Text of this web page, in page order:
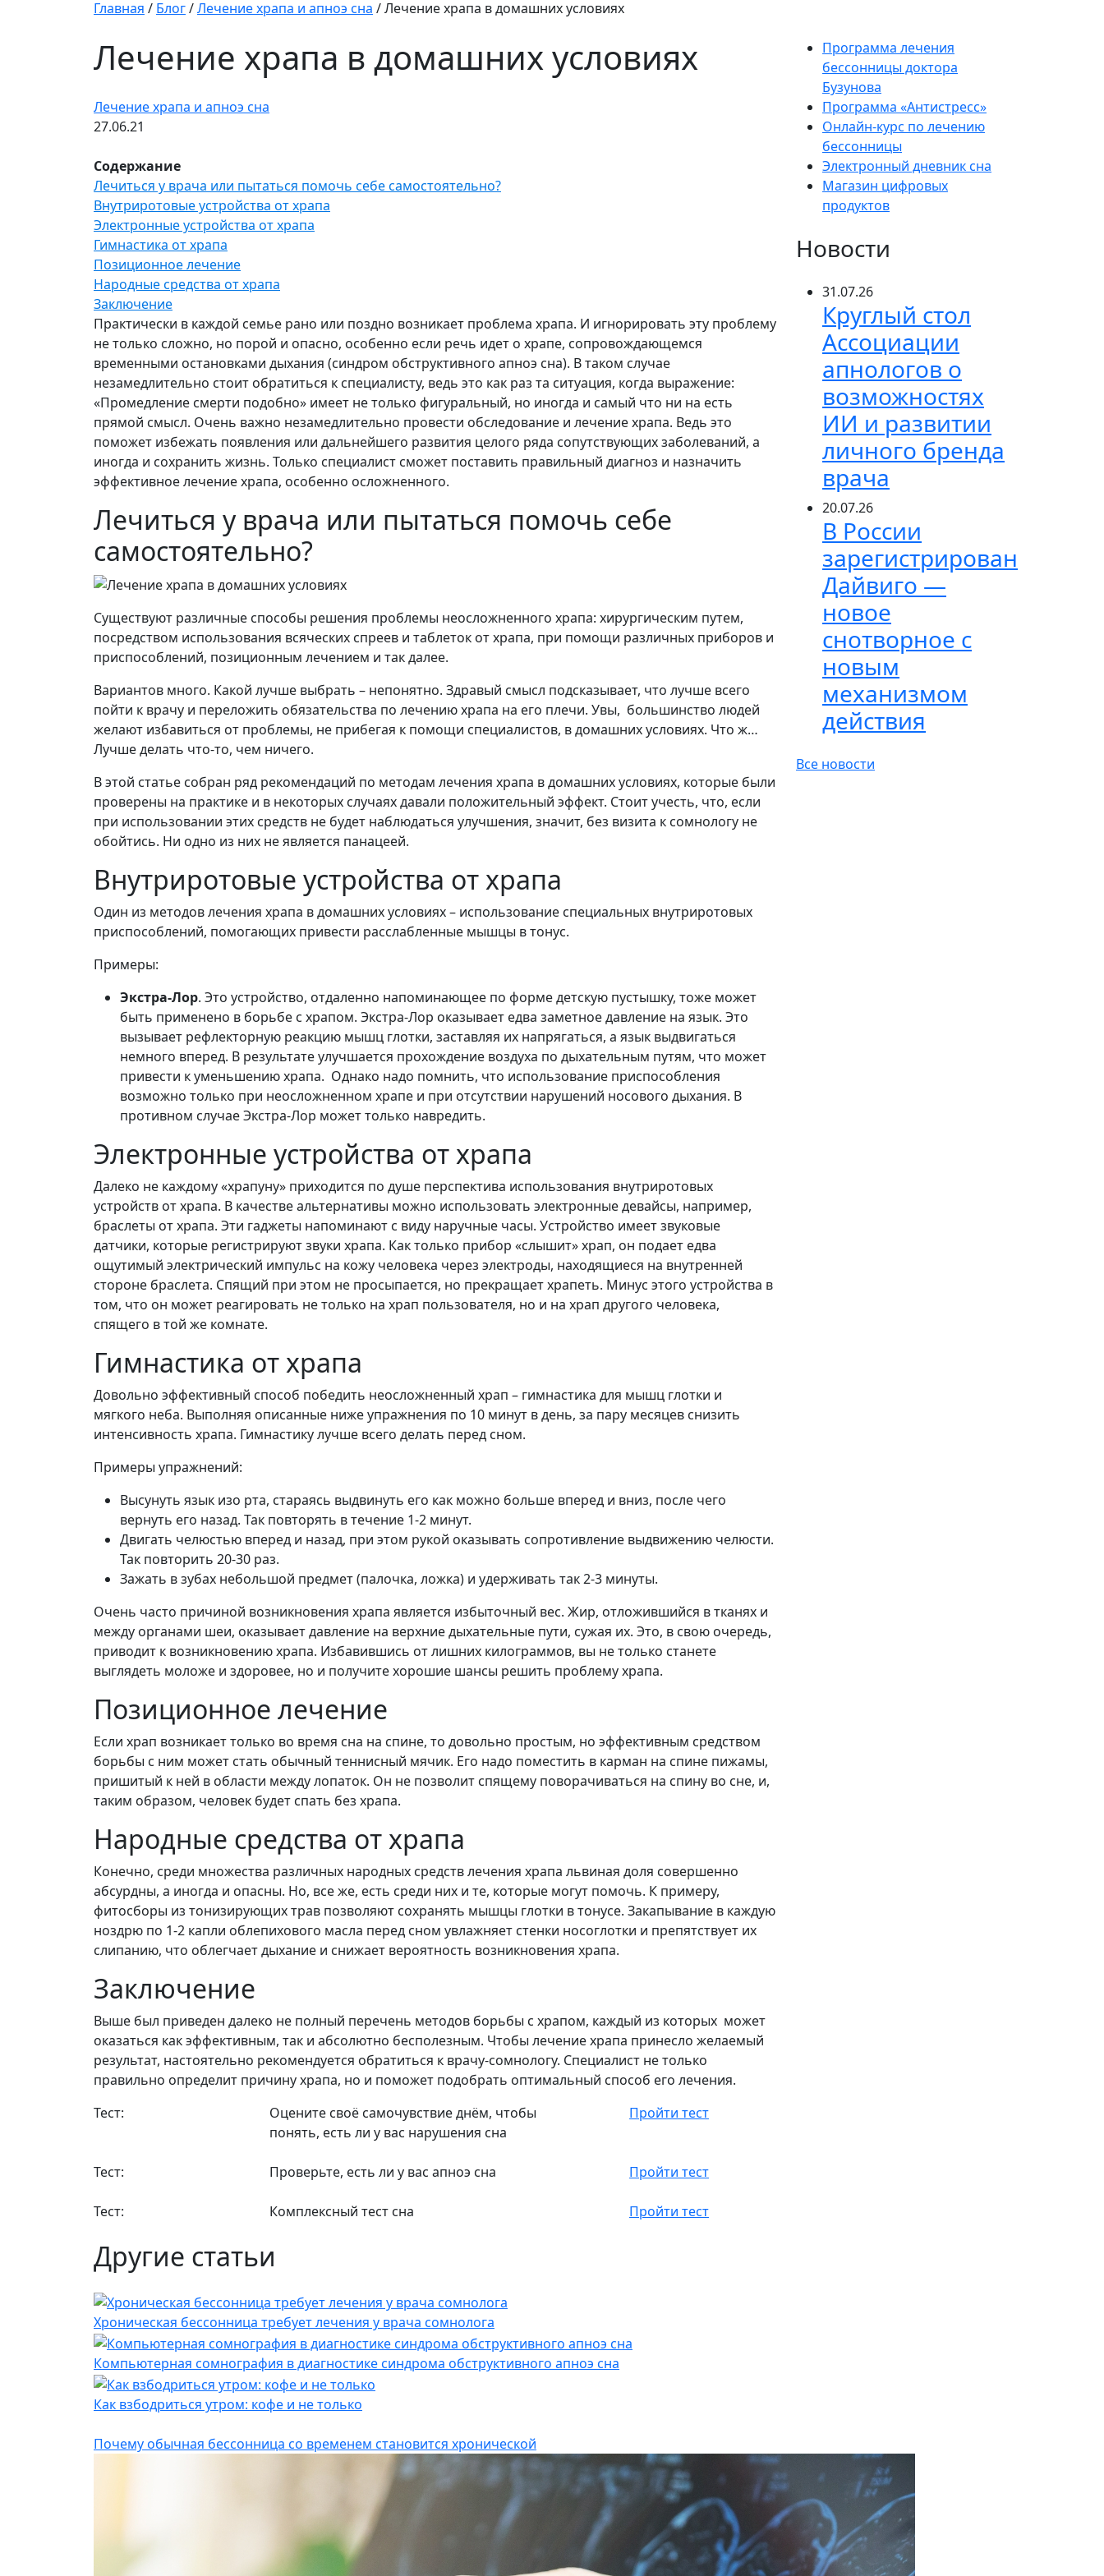
Главная / Блог/Лечение храпа и апноэ сна /Лечение храпа в домашних условиях
Лечение храпа в домашних условиях
Лечение храпа и апноэ сна
27.06.21
Содержание
Лечиться у врача или пытаться помочь себе самостоятельно?
Внутриротовые устройства от храпа
Электронные устройства от храпа
Гимнастика от храпа
Позиционное лечение
Народные средства от храпа
Заключение
Практически в каждой семье рано или поздно возникает проблема храпа. И игнорировать эту проблему
не только сложно, но порой и опасно, особенно если речь идет о храпе, сопровождающемся
временными остановками дыхания (синдром обструктивного апноэ сна). В таком случае
незамедлительно стоит обратиться к специалисту, ведь это как раз та ситуация, когда выражение:
«Промедление смерти подобно» имеет не только фигуральный, но иногда и самый что ни на есть
прямой смысл. Очень важно незамедлительно провести обследование и лечение храпа. Ведь это
поможет избежать появления или дальнейшего развития целого ряда сопутствующих заболеваний, а
иногда и сохранить жизнь. Только специалист сможет поставить правильный диагноз и назначить
эффективное лечение храпа, особенно осложненного.
Лечиться у врача или пытаться помочь себе
самостоятельно?
Существуют различные способы решения проблемы неосложненного храпа: хирургическим путем,
посредством использования всяческих спреев и таблеток от храпа, при помощи различных приборов и
приспособлений, позиционным лечением и так далее.
Вариантов много. Какой лучше выбрать – непонятно. Здравый смысл подсказывает, что лучше всего
пойти к врачу и переложить обязательства по лечению храпа на его плечи. Увы, большинство людей
желают избавиться от проблемы, не прибегая к помощи специалистов, в домашних условиях. Что ж…
Лучше делать что-то, чем ничего.
В этой статье собран ряд рекомендаций по методам лечения храпа в домашних условиях, которые были
проверены на практике и в некоторых случаях давали положительный эффект. Стоит учесть, что, если
при использовании этих средств не будет наблюдаться улучшения, значит, без визита к сомнологу не
обойтись. Ни одно из них не является панацеей.
Внутриротовые устройства от храпа
Один из методов лечения храпа в домашних условиях – использование специальных внутриротовых
приспособлений, помогающих привести расслабленные мышцы в тонус.
Примеры:
Экстра-Лор. Это устройство, отдаленно напоминающее по форме детскую пустышку, тоже может
быть применено в борьбе с храпом. Экстра-Лор оказывает едва заметное давление на язык. Это
вызывает рефлекторную реакцию мышц глотки, заставляя их напрягаться, а язык выдвигаться
немного вперед. В результате улучшается прохождение воздуха по дыхательным путям, что может
привести к уменьшению храпа. Однако надо помнить, что использование приспособления
возможно только при неосложненном храпе и при отсутствии нарушений носового дыхания. В
противном случае Экстра-Лор может только навредить.
Электронные устройства от храпа
Далеко не каждому «храпуну» приходится по душе перспектива использования внутриротовых
устройств от храпа. В качестве альтернативы можно использовать электронные девайсы, например,
браслеты от храпа. Эти гаджеты напоминают с виду наручные часы. Устройство имеет звуковые
датчики, которые регистрируют звуки храпа. Как только прибор «слышит» храп, он подает едва
ощутимый электрический импульс на кожу человека через электроды, находящиеся на внутренней
стороне браслета. Спящий при этом не просыпается, но прекращает храпеть. Минус этого устройства в
том, что он может реагировать не только на храп пользователя, но и на храп другого человека,
спящего в той же комнате.
Гимнастика от храпа
Довольно эффективный способ победить неосложненный храп – гимнастика для мышц глотки и
мягкого неба. Выполняя описанные ниже упражнения по 10 минут в день, за пару месяцев снизить
интенсивность храпа. Гимнастику лучше всего делать перед сном.
Примеры упражнений:
Высунуть язык изо рта, стараясь выдвинуть его как можно больше вперед и вниз, после чего
вернуть его назад. Так повторять в течение 1-2 минут.
Двигать челюстью вперед и назад, при этом рукой оказывать сопротивление выдвижению челюсти.
Так повторить 20-30 раз.
Зажать в зубах небольшой предмет (палочка, ложка) и удерживать так 2-3 минуты.
Очень часто причиной возникновения храпа является избыточный вес. Жир, отложившийся в тканях и
между органами шеи, оказывает давление на верхние дыхательные пути, сужая их. Это, в свою очередь,
приводит к возникновению храпа. Избавившись от лишних килограммов, вы не только станете
выглядеть моложе и здоровее, но и получите хорошие шансы решить проблему храпа.
Позиционное лечение
Если храп возникает только во время сна на спине, то довольно простым, но эффективным средством
борьбы с ним может стать обычный теннисный мячик. Его надо поместить в карман на спине пижамы,
пришитый к ней в области между лопаток. Он не позволит спящему поворачиваться на спину во сне, и,
таким образом, человек будет спать без храпа.
Народные средства от храпа
Конечно, среди множества различных народных средств лечения храпа львиная доля совершенно
абсурдны, а иногда и опасны. Но, все же, есть среди них и те, которые могут помочь. К примеру,
фитосборы из тонизирующих трав позволяют сохранять мышцы глотки в тонусе. Закапывание в каждую
ноздрю по 1-2 капли облепихового масла перед сном увлажняет стенки носоглотки и препятствует их
слипанию, что облегчает дыхание и снижает вероятность возникновения храпа.
Заключение
Выше был приведен далеко не полный перечень методов борьбы с храпом, каждый из которых может
оказаться как эффективным, так и абсолютно бесполезным. Чтобы лечение храпа принесло желаемый
результат, настоятельно рекомендуется обратиться к врачу-сомнологу. Специалист не только
правильно определит причину храпа, но и поможет подобрать оптимальный способ его лечения.
Тест:
Оцените своё самочувствие днём, чтобы
понять, есть ли у вас нарушения сна
Пройти тест
Тест: Проверьте, есть ли у вас апноэ сна Пройти тест
Тест: Комплексный тест сна Пройти тест
Программа лечения
бессонницы доктора
Бузунова
Программа «Антистресс»
Онлайн-курс по лечению
бессонницы
Электронный дневник сна
Магазин цифровых
продуктов
Новости
31.07.26
Круглый стол
Ассоциации
апнологов о
возможностях
ИИ и развитии
личного бренда
врача
20.07.26
В России
зарегистрирован
Дайвиго —
новое
снотворное с
новым
механизмом
действия
Все новости
Другие статьи
Хроническая бессонница требует лечения у врача сомнолога
Компьютерная сомнография в диагностике синдрома обструктивного апноэ сна
Как взбодриться утром: кофе и не только
Почему обычная бессонница со временем становится хронической